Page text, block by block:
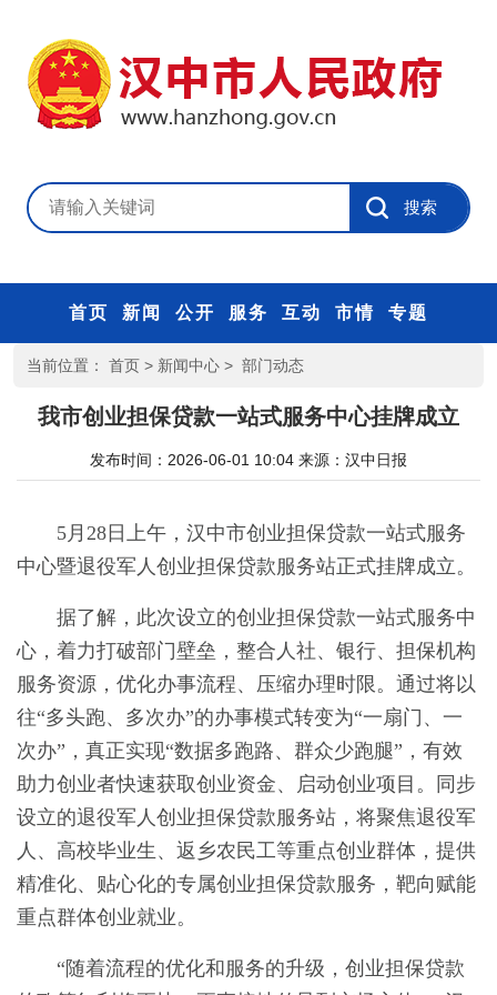
首页 新闻 公开 服务 互动 市情 专题
当前位置： 首页 > 新闻中心 > 部门动态
我市创业担保贷款一站式服务中心挂牌成立
发布时间：2026-06-01 10:04 来源： 汉中日报
5月28日上午，汉中市创业担保贷款一站式服务
中心暨退役军人创业担保贷款服务站正式挂牌成立。
据了解，此次设立的创业担保贷款一站式服务中
心，着力打破部门壁垒，整合人社、银行、担保机构
服务资源，优化办事流程、压缩办理时限。通过将以
往“多头跑、多次办”的办事模式转变为“一扇门、一
次办”，真正实现“数据多跑路、群众少跑腿”，有效
助力创业者快速获取创业资金、启动创业项目。同步
设立的退役军人创业担保贷款服务站，将聚焦退役军
人、高校毕业生、返乡农民工等重点创业群体，提供
精准化、贴心化的专属创业担保贷款服务，靶向赋能
重点群体创业就业。
“随着流程的优化和服务的升级，创业担保贷款